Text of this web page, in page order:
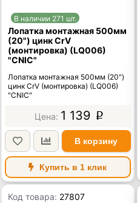
В наличии 271 шт.
Лопатка монтажная 500мм
(20") цинк CrV
(монтировка) (LQ006)
"CNIC"
Лопатка монтажная 500мм (20")
цинк CrV (монтировка) (LQ006)
"CNIC"
1 139 p
В корзину
Купить в 1 клик
Код товара: 27807